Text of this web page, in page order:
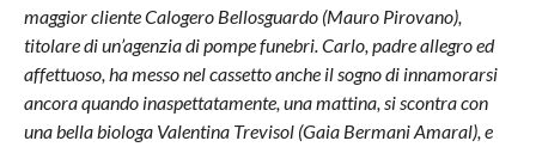
maggior cliente Calogero Bellosguardo (Mauro Pirovano),
titolare di un’agenzia di pompe funebri. Carlo, padre allegro ed
affettuoso, ha messo nel cassetto anche il sogno di innamorarsi
ancora quando inaspettatamente, una mattina, si scontra con
una bella biologa Valentina Trevisol (Gaia Bermani Amaral), e